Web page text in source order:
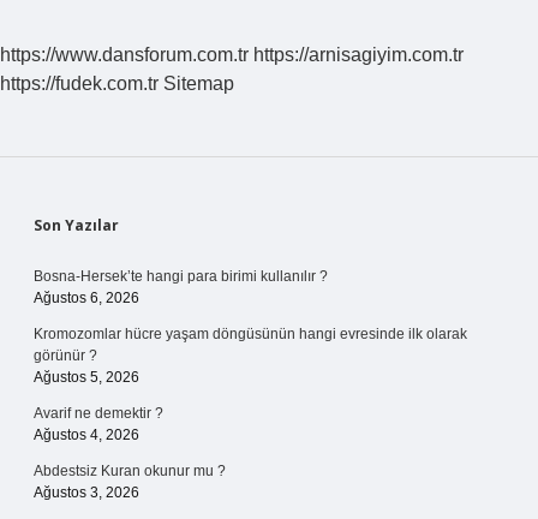
https://www.dansforum.com.tr https://arnisagiyim.com.tr
https://fudek.com.tr Sitemap
Sidebar
Son Yazılar
Bosna-Hersek’te hangi para birimi kullanılır ?
Ağustos 6, 2026
Kromozomlar hücre yaşam döngüsünün hangi evresinde ilk olarak
görünür ?
Ağustos 5, 2026
Avarif ne demektir ?
Ağustos 4, 2026
Abdestsiz Kuran okunur mu ?
Ağustos 3, 2026